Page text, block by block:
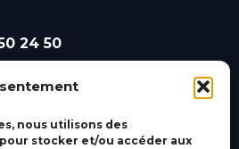
nous utilisons des
stocker et/ou accéder aux
24 50